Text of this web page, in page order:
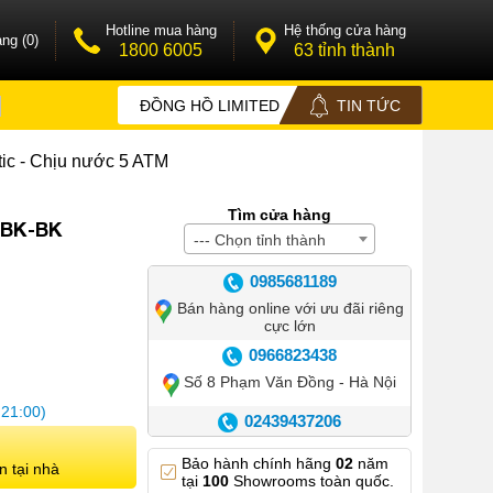
(0)
Hotline mua hàng
1800 6005
Hệ thống cửa hàng
63 tỉnh thành
ĐỒNG HỒ LIMITED TIN TỨC
- Chịu nước 5 ATM
BK
tại nhà
Tìm cửa hàng
--- Chọn tỉnh thành
0985681189
Bán hàng online với ưu đãi riêng
cực lớn
0966823438
Số 8 Phạm Văn Đồng - Hà Nội
02439437206
Số 42 Phố Huế - Hoàn Kiếm –
Hà Nội
Bảo hành chính hãng 02năm
tại 100Showrooms toàn quốc.